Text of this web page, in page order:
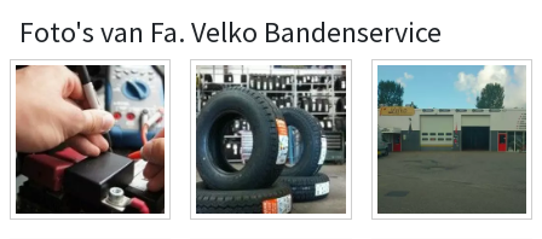
Foto's van Fa. Velko Bandenservice